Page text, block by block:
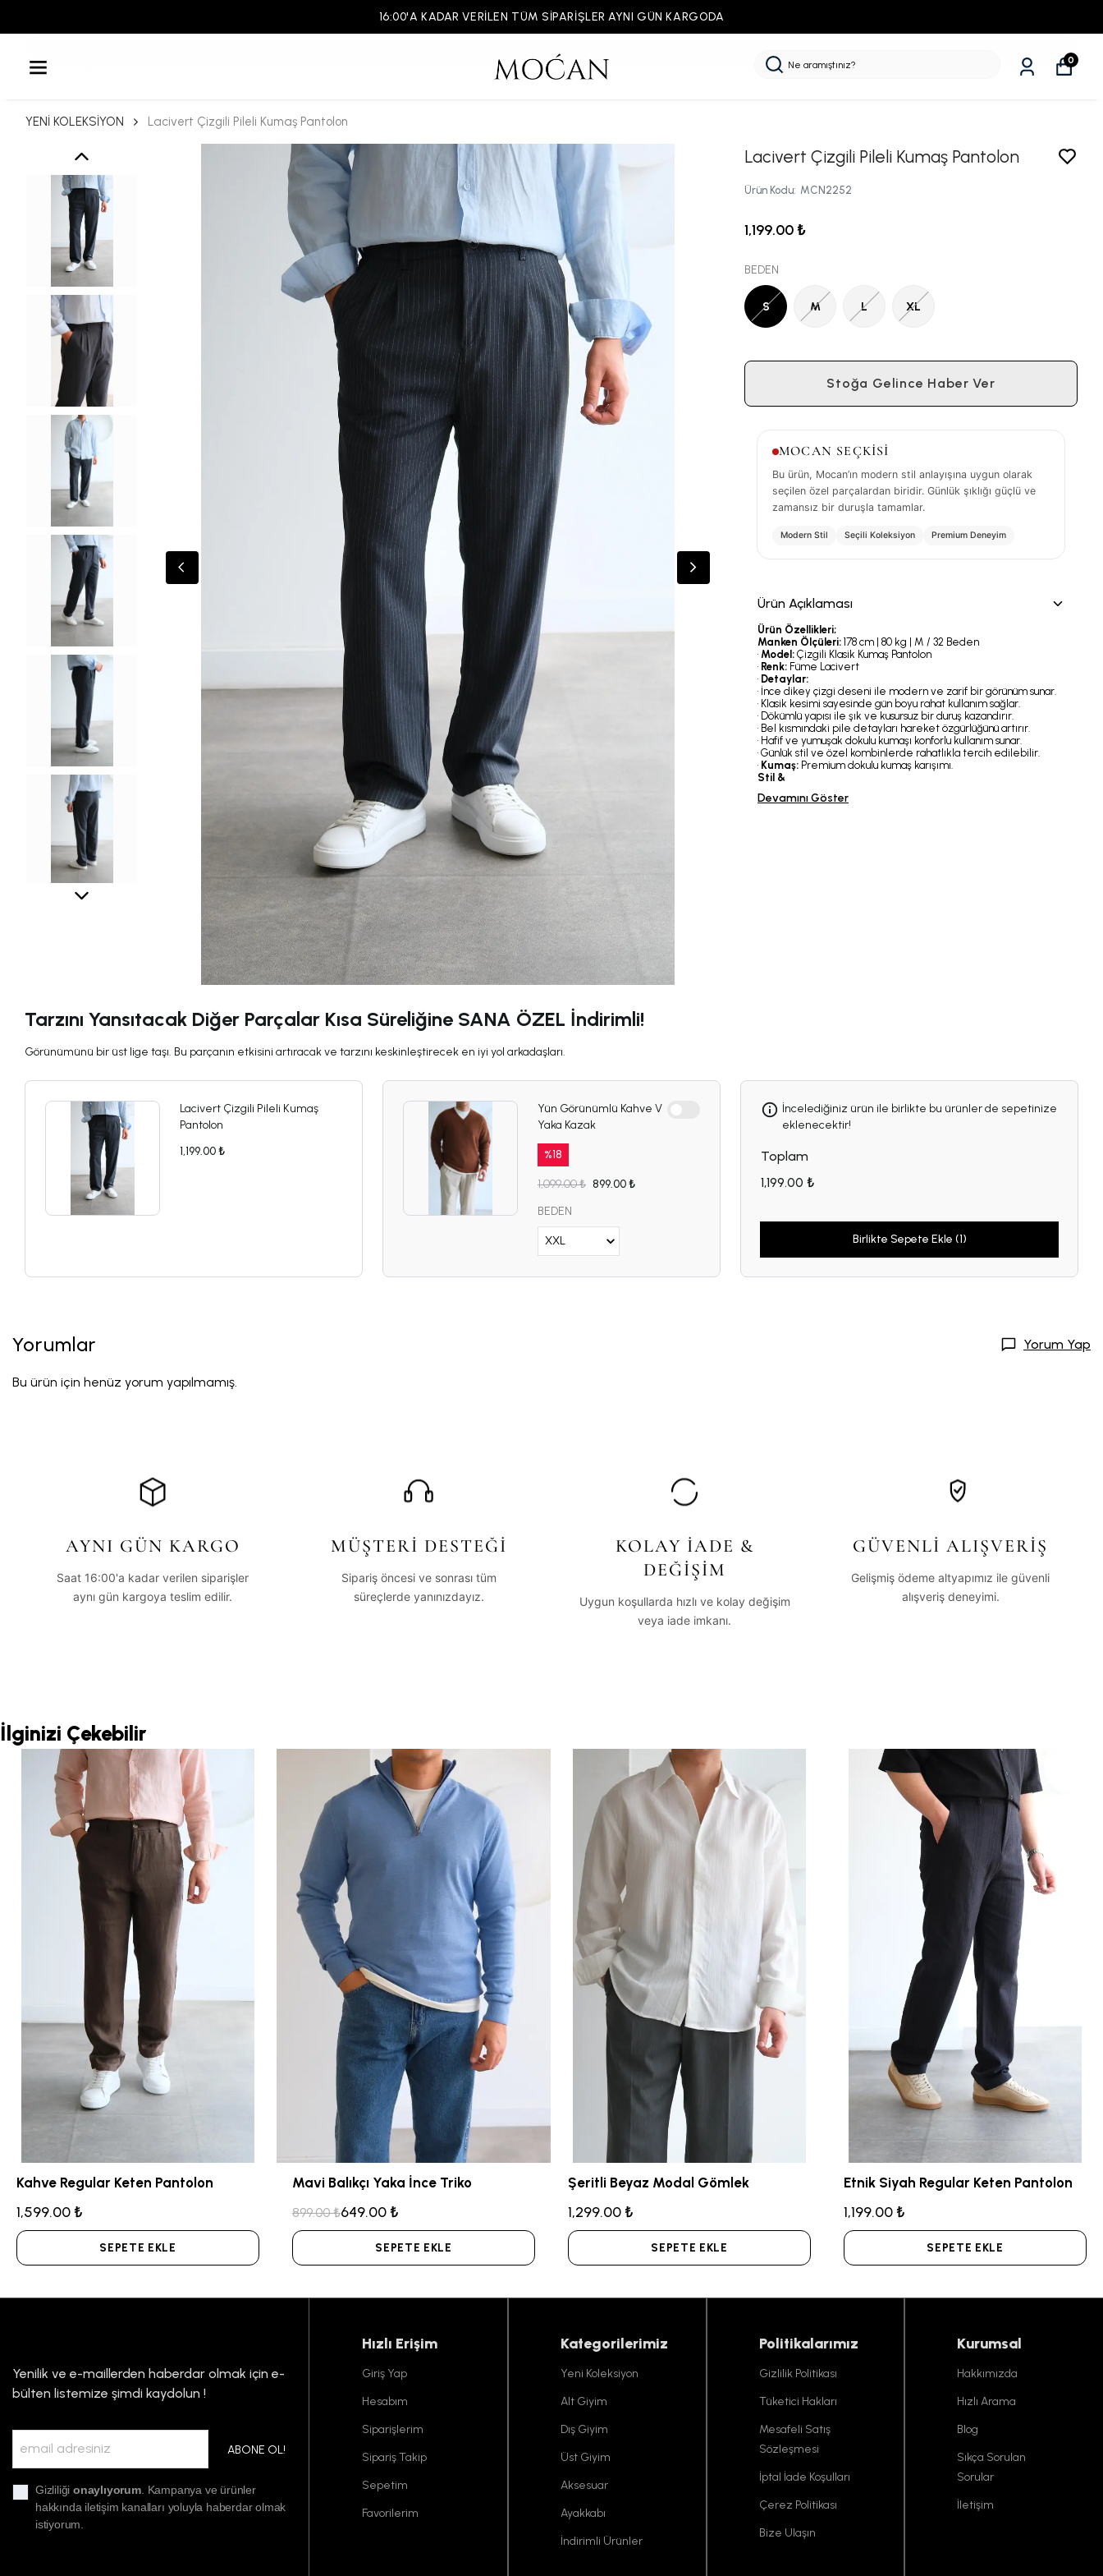
16:00'A KADAR VERİLEN TÜM SİPARİŞLER AYNI GÜN KARGODA
0
YENİ KOLEKSİYON Lacivert Çizgili Pileli Kumaş Pantolon
Lacivert Çizgili Pileli Kumaş Pantolon
Ürün Kodu: MCN2252
1,199.00 ₺
BEDEN
S M L XL
Stoğa Gelince Haber Ver
MOCAN SEÇKİSİ
Bu ürün, Mocan’ın modern stil anlayışına uygun olarak
seçilen özel parçalardan biridir. Günlük şıklığı güçlü ve
zamansız bir duruşla tamamlar.
Modern Stil Seçili Koleksiyon Premium Deneyim
Ürün Açıklaması
Ürün Özellikleri;
Manken Ölçüleri: 178 cm | 80 kg | M / 32 Beden
• Model: Çizgili Klasik Kumaş Pantolon
• Renk: Füme Lacivert
• Detaylar:
• İnce dikey çizgi deseni ile modern ve zarif bir görünüm sunar.
• Klasik kesimi sayesinde gün boyu rahat kullanım sağlar.
• Dökümlü yapısı ile şık ve kusursuz bir duruş kazandırır.
• Bel kısmındaki pile detayları hareket özgürlüğünü artırır.
• Hafif ve yumuşak dokulu kumaşı konforlu kullanım sunar.
• Günlük stil ve özel kombinlerde rahatlıkla tercih edilebilir.
• Kumaş: Premium dokulu kumaş karışımı.
Stil &
Devamını Göster
Tarzını Yansıtacak Diğer Parçalar Kısa Süreliğine SANA ÖZEL İndirimli!
Görünümünü bir üst lige taşı. Bu parçanın etkisini artıracak ve tarzını keskinleştirecek en iyi yol arkadaşları.
Lacivert Çizgili Pileli Kumaş
Pantolon
1,199.00 ₺
Yün Görünümlü Kahve V
Yaka Kazak
%18
1,099.00 ₺ 899.00 ₺
BEDEN
İncelediğiniz ürün ile birlikte bu ürünler de sepetinize
eklenecektir!
Toplam
1,199.00 ₺
Birlikte Sepete Ekle (1)
Yorumlar Yorum Yap
Bu ürün için henüz yorum yapılmamış.
AYNI GÜN KARGO
Saat 16:00'a kadar verilen siparişler
aynı gün kargoya teslim edilir.
MÜŞTERİ DESTEĞİ
Sipariş öncesi ve sonrası tüm
süreçlerde yanınızdayız.
KOLAY İADE &
DEĞİŞİM
Uygun koşullarda hızlı ve kolay değişim
veya iade imkanı.
GÜVENLİ ALIŞVERİŞ
Gelişmiş ödeme altyapımız ile güvenli
alışveriş deneyimi.
İlginizi Çekebilir
Kahve Regular Keten Pantolon
1,599.00 ₺
SEPETE EKLE
Mavi Balıkçı Yaka İnce Triko
899.00 ₺649.00 ₺
SEPETE EKLE
Şeritli Beyaz Modal Gömlek
1,299.00 ₺
SEPETE EKLE
Etnik Siyah Regular Keten Pantolon
1,199.00 ₺
SEPETE EKLE
Hızlı Erişim
Giriş Yap
Hesabım
Siparişlerim
Sipariş Takip
Sepetim
Favorilerim
Kategorilerimiz
Yeni Koleksiyon
Alt Giyim
Dış Giyim
Üst Giyim
Aksesuar
Ayakkabı
İndirimli Ürünler
Politikalarımız
Gizlilik Politikası
Tüketici Hakları
Mesafeli Satış
Sözleşmesi
İptal İade Koşulları
Çerez Politikası
Bize Ulaşın
Kurumsal
Hakkımızda
Hızlı Arama
Blog
Sıkça Sorulan
Sorular
İletişim
Yenilik ve e-maillerden haberdar olmak için e-
bülten listemize şimdi kaydolun !
ABONE OL!
Gizliliğionaylıyorum. Kampanya ve ürünler
hakkında iletişim kanalları yoluyla haberdar olmak
istiyorum.